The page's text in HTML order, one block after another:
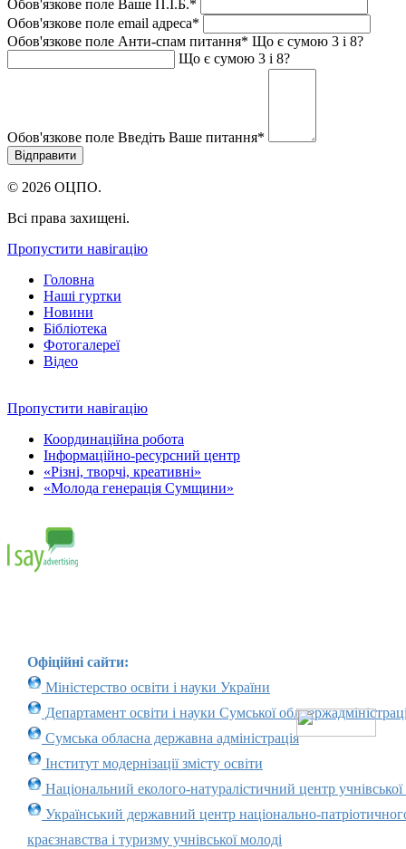
Обов'язкове поле Ваше П.I.Б.*
Обов'язкове поле email адреса*
Обов'язкове поле Анти-спам питання* Що є сумою 3 і 8?
Що є сумою 3 і 8?
Обов'язкове поле Введіть Ваше питання*
© 2026 ОЦПО.
Всі права захищені.
Пропустити навігацію
Головна
Наші гуртки
Новини
Бібліотека
Фотогалереї
Відео
Пропустити навігацію
Координаційна робота
Інформаційно-ресурсний центр
«Різні, творчі, креативні»
«Молода генерація Сумщини»
Офіційні сайти:
Міністерство освіти і науки України
Департамент освіти і науки Сумської
Сумська обласна державна адміністрація
Інститут модернізації змісту освіти
Національний еколого-натуралістичний центр учнівської
Український державний центр національно-
краєзнавства і туризму учнівської молоді